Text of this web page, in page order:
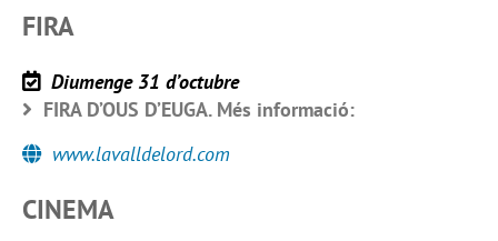
FIRA
Diumenge 31 d’octubre
FIRA D’OUS D’EUGA. Més informació:
www.lavalldelord.com
CINEMA